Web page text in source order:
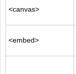
<canvas>
<embed>